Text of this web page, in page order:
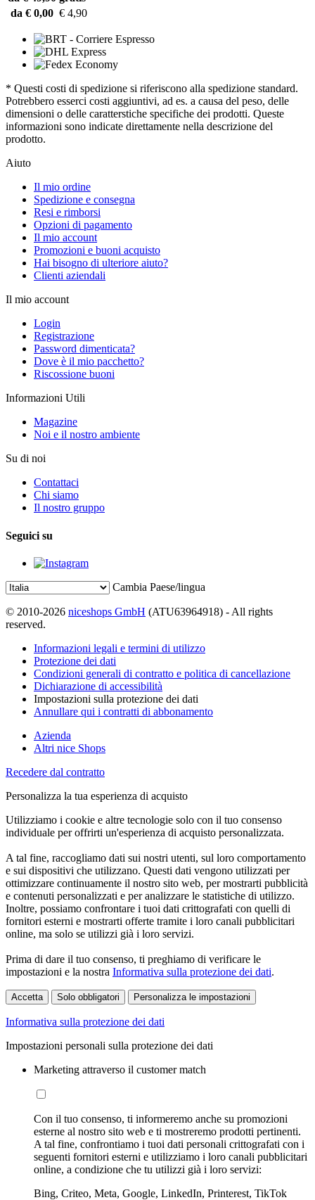
da € 0,00 € 4,90
* Questi costi di spedizione si riferiscono alla spedizione standard.
Potrebbero esserci costi aggiuntivi, ad es. a causa del peso, delle
dimensioni o delle caratterstiche specifiche dei prodotti. Queste
informazioni sono indicate direttamente nella descrizione del
prodotto.
Aiuto
Il mio ordine
Spedizione e consegna
Resi e rimborsi
Opzioni di pagamento
Il mio account
Promozioni e buoni acquisto
Hai bisogno di ulteriore aiuto?
Clienti aziendali
Il mio account
Login
Registrazione
Password dimenticata?
Dove è il mio pacchetto?
Riscossione buoni
Informazioni Utili
Magazine
Noi e il nostro ambiente
Su di noi
Contattaci
Chi siamo
Il nostro gruppo
Seguici su
Cambia Paese/lingua
© 2010-2026 niceshops GmbH (ATU63964918) - All rights
reserved.
Informazioni legali e termini di utilizzo
Protezione dei dati
Condizioni generali di contratto e politica di cancellazione
Dichiarazione di accessibilità
Impostazioni sulla protezione dei dati
Annullare qui i contratti di abbonamento
Azienda
Altri nice Shops
Recedere dal contratto
Personalizza la tua esperienza di acquisto
Utilizziamo i cookie e altre tecnologie solo con il tuo consenso
individuale per offrirti un'esperienza di acquisto personalizzata.
A tal fine, raccogliamo dati sui nostri utenti, sul loro comportamento
e sui dispositivi che utilizzano. Questi dati vengono utilizzati per
ottimizzare continuamente il nostro sito web, per mostrarti pubblicità
e contenuti personalizzati e per analizzare le statistiche di utilizzo.
Inoltre, possiamo confrontare i tuoi dati crittografati con quelli di
fornitori esterni e mostrarti offerte tramite i loro canali pubblicitari
online, ma solo se utilizzi già i loro servizi.
Prima di dare il tuo consenso, ti preghiamo di verificare le
impostazioni e la nostra Informativa sulla protezione dei dati.
Accetta Solo obbligatori Personalizza le impostazioni
Informativa sulla protezione dei dati
Impostazioni personali sulla protezione dei dati
Marketing attraverso il customer match
Con il tuo consenso, ti informeremo anche su promozioni
esterne al nostro sito web e ti mostreremo prodotti pertinenti.
A tal fine, confrontiamo i tuoi dati personali crittografati con i
seguenti fornitori esterni e utilizziamo i loro canali pubblicitari
online, a condizione che tu utilizzi già i loro servizi:
Bing, Criteo, Meta, Google, LinkedIn, Printerest, TikTok